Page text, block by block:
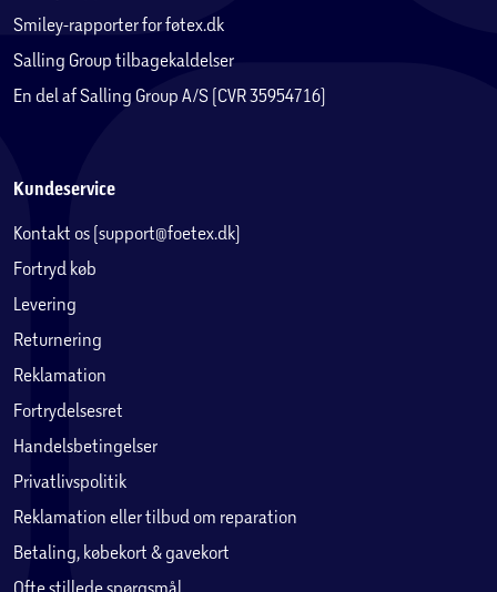
Smiley-rapporter for føtex.dk
Salling Group tilbagekaldelser
En del af Salling Group A/S (CVR 35954716)
Kundeservice
Kontakt os (support@foetex.dk)
Fortryd køb
Levering
Returnering
Reklamation
Fortrydelsesret
Handelsbetingelser
Privatlivspolitik
Reklamation eller tilbud om reparation
Betaling, købekort & gavekort
Ofte stillede spørgsmål